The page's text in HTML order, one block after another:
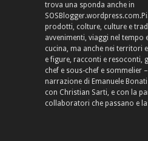
trova una sponda anche in
prodotti, colture, culture e
avvenimenti, viaggi nel tempo
cucina, ma anche nei territori
e figure, racconti e resoconti,
chef e sous-chef e sommelier
narrazione di Emanuele
con Christian Sarti, e con la
collaboratori che passano e